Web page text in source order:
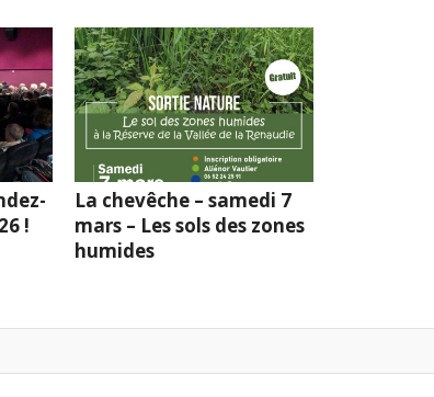
!
La chevêche – samedi 7
mars – Les sols des zones
humides